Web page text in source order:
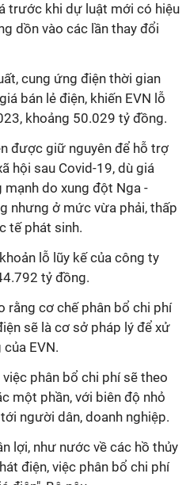
trước khi dự luật mới có hiệu
dồn vào các lần thay đổi
cung ứng điện thời gian
bán lẻ điện, khiến EVN lỗ
khoảng 50.029 tỷ đồng.
được giữ nguyên để hỗ trợ
hội sau Covid-19, dù giá
mạnh do xung đột Nga -
nhưng ở mức vừa phải, thấp
tế phát sinh.
lỗ lũy kế của công ty
tỷ đồng.
rằng cơ chế phân bổ chi phí
sẽ là cơ sở pháp lý để xử
EVN.
phân bổ chi phí sẽ theo
một phần, với biên độ nhỏ
người dân, doanh nghiệp.
lợi, như nước về các hồ thủy
điện, việc phân bổ chi phí